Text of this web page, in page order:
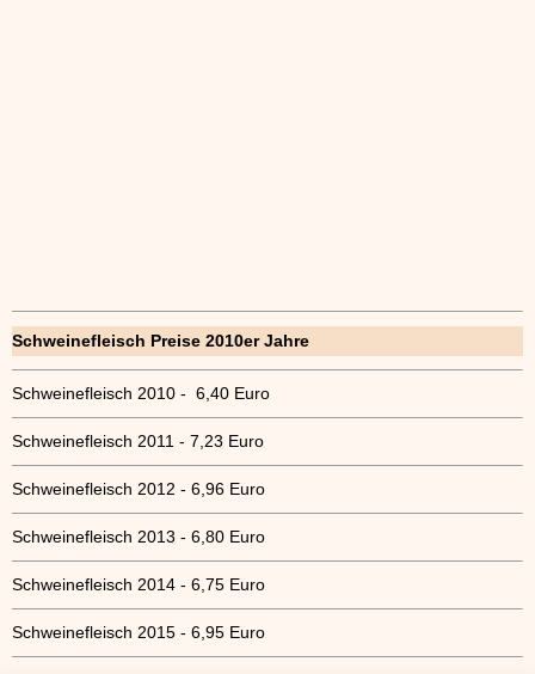
Schweinefleisch Preise 2010er Jahre
Schweinefleisch 2010 - 6,40 Euro
Schweinefleisch 2011 - 7,23 Euro
Schweinefleisch 2012 - 6,96 Euro
Schweinefleisch 2013 - 6,80 Euro
Schweinefleisch 2014 - 6,75 Euro
Schweinefleisch 2015 - 6,95 Euro